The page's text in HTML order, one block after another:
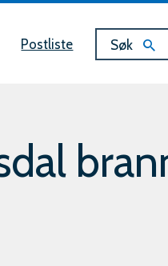
Postliste Søk